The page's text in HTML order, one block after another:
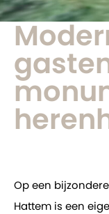
Op een
Hattem is een